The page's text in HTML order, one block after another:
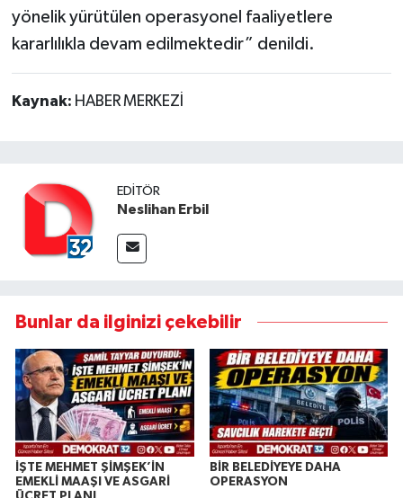
yönelik yürütülen operasyonel faaliyetlere
kararlılıkla devam edilmektedir” denildi.
Kaynak: HABER MERKEZİ
EDITÖR
Neslihan Erbil
Bunlar da ilginizi çekebilir
İŞTE MEHMET ŞİMŞEK’İN
EMEKLİ MAAŞI VE ASGARİ
BİR BELEDİYEYE DAHA
OPERASYON